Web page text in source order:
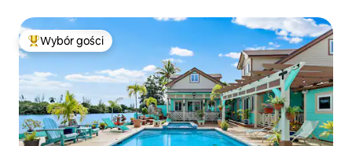
Najpopularniejsze z kategorii Wybór gości
Wybór gości